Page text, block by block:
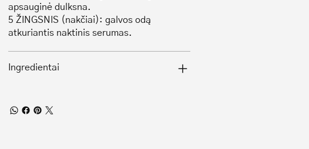
apsauginė dulksna.
5 ŽINGSNIS (nakčiai): galvos odą
atkuriantis naktinis serumas.
Ingredientai